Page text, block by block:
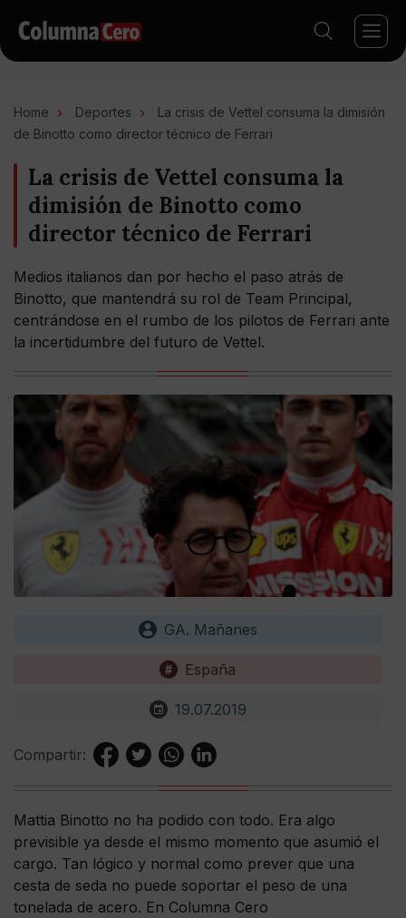
Home Deportes
La crisis de Vettel consuma la dimisión
de Binotto como director técnico de Ferrari
La crisis de Vettel consuma la
dimisión de Binotto como
director técnico de Ferrari
Medios italianos dan por hecho el paso atrás de
Binotto, que mantendrá su rol de Team Principal,
centrándose en el rumbo de los pilotos de Ferrari ante
la incertidumbre del futuro de Vettel.
GA. Mañanes
España
19.07.2019
Compartir:
Mattia Binotto no ha podido con todo. Era algo
previsible ya desde el mismo momento que asumió el
cargo. Tan lógico y normal como prever que una
cesta de seda no puede soportar el peso de una
tonelada de acero. En Columna Cero